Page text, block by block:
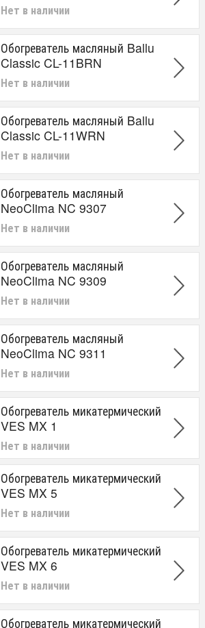
Нет в наличии
Обогреватель масляный Ballu
Classic CL-11BRN
Нет в наличии
Обогреватель масляный Ballu
Classic CL-11WRN
Нет в наличии
Обогреватель масляный
NeoClima NC 9307
Нет в наличии
Обогреватель масляный
NeoClima NC 9309
Нет в наличии
Обогреватель масляный
NeoClima NC 9311
Нет в наличии
Обогреватель микатермический
VES MX 1
Нет в наличии
Обогреватель микатермический
VES MX 5
Нет в наличии
Обогреватель микатермический
VES MX 6
Нет в наличии
Обогреватель микатермический